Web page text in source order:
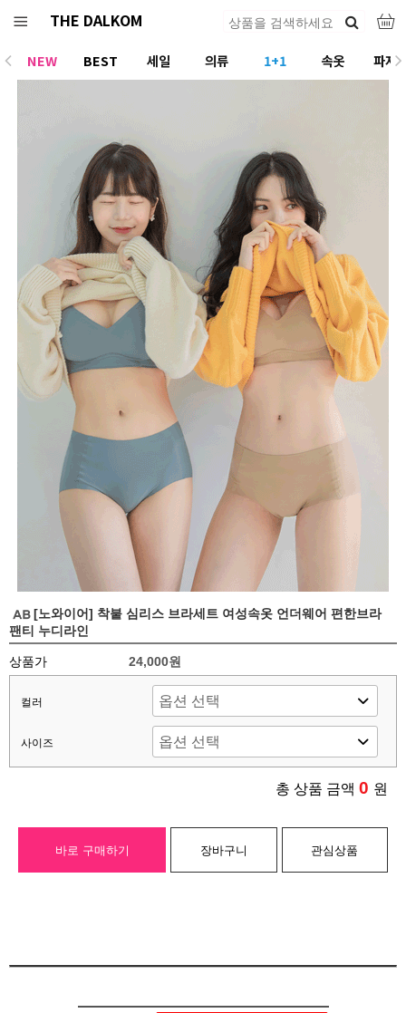
THE DALKOM
NEW BEST 세일 의류 1+1 속옷
파자
[노와이어] 착붙 심리스 브라세트 여성속옷 언더웨어 편한브라
팬티 누디라인
상품가 24,000원
컬러
사이즈
총 상품 금액 0 원
바로 구매하기 장바구니 관심상품